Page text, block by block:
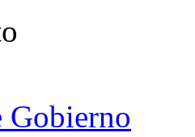
Gobierno